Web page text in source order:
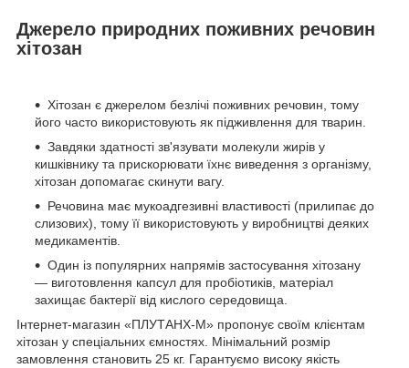
Джерело природних поживних речовин
хітозан
Хітозан є джерелом безлічі поживних речовин, тому
його часто використовують як підживлення для тварин.
Завдяки здатності зв'язувати молекули жирів у
кишківнику та прискорювати їхнє виведення з організму,
хітозан допомагає скинути вагу.
Речовина має мукоадгезивні властивості (прилипає до
слизових), тому її використовують у виробництві деяких
медикаментів.
Один із популярних напрямів застосування хітозану
— виготовлення капсул для пробіотиків, матеріал
захищає бактерії від кислого середовища.
Інтернет-магазин «ПЛУТАНХ-М» пропонує своїм клієнтам
хітозан у спеціальних ємностях. Мінімальний розмір
замовлення становить 25 кг. Гарантуємо високу якість